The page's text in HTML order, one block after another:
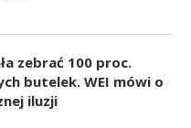
zebrać 100 proc.
butelek. WEI mówi o
iluzji